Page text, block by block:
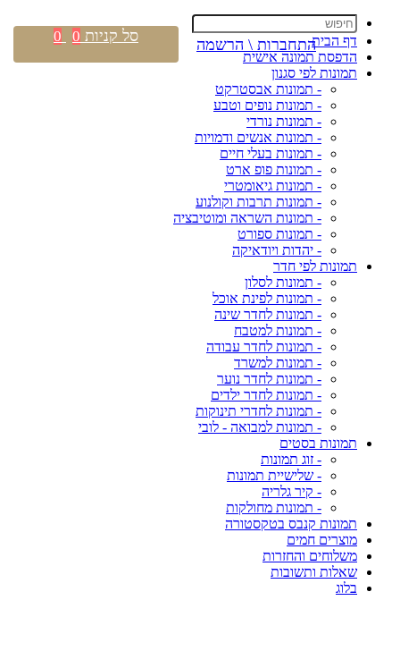
דף הבית
הדפסת תמונה אישית
תמונות לפי סגנון
- תמונות אבסטרקט
- תמונות נופים וטבע
- תמונות נורדי
- תמונות אנשים ודמויות
- תמונות בעלי חיים
- תמונות פופ ארט
- תמונות גיאומטרי
- תמונות תרבות וקולנוע
- תמונות השראה ומוטיבציה
- תמונות ספורט
- יהדות ויודאיקה
תמונות לפי חדר
- תמונות לסלון
- תמונות לפינת אוכל
- תמונות לחדר שינה
- תמונות למטבח
- תמונות לחדר עבודה
- תמונות למשרד
- תמונות לחדר נוער
- תמונות לחדר ילדים
- תמונות לחדרי תינוקות
- תמונות למבואה - לובי
תמונות בסטים
- זוג תמונות
- שלישיית תמונות
- קיר גלריה
- תמונות מחולקות
תמונות קנבס בטקסטורה
מוצרים חמים
משלוחים והחזרות
שאלות ותשובות
בלוג
התחברות \ הרשמה סל קניות 0
0